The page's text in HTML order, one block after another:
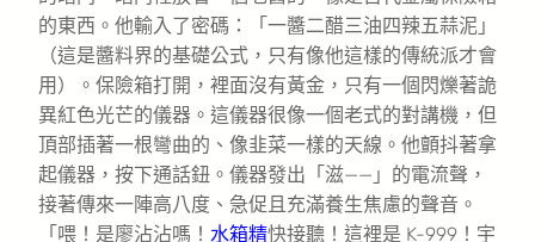
的東西。他輸入了密碼：「一醬二醋三油四辣五蒜泥」
（這是醬料界的基礎公式，只有像他這樣的傳統派才會
用）。保險箱打開，裡面沒有黃金，只有一個閃爍著詭
異紅色光芒的儀器。這儀器很像一個老式的對講機，但
頂部插著一根彎曲的、像韭菜一樣的天線。他顫抖著拿
起儀器，按下通話鈕。儀器發出「滋——」的電流聲，
接著傳來一陣高八度、急促且充滿養生焦慮的聲音。
「喂！是廖沾沾嗎！ 水箱精快接聽！這裡是 K-999！宇